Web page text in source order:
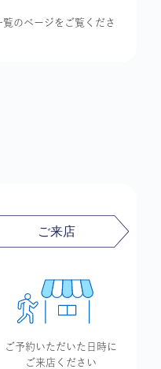
のページをご覧くださ
ご予約いただいた 日時に
ご来店ください